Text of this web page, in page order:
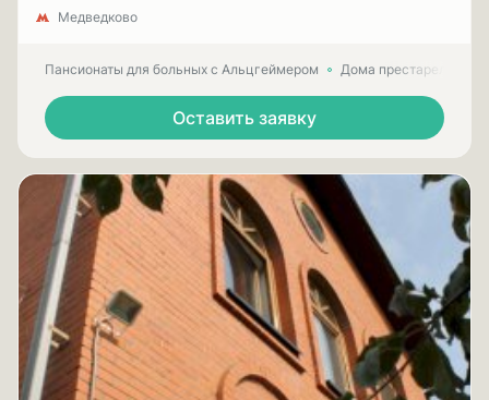
Медведково
Пансионаты для больных с Альцгеймером Дома престарелых
Оставить заявку